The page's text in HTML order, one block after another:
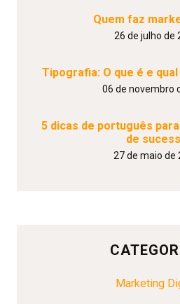
Quem faz
26 de julho de
Tipografia: O que é e
06 de novembro
5 dicas de português
de
27 de maio de
Marketing